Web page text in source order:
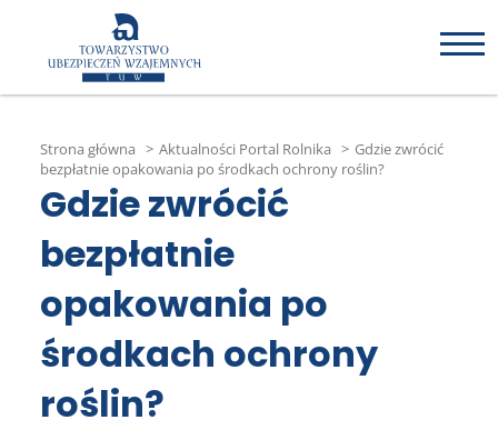
Strona główna > Aktualności Portal Rolnika > Gdzie zwrócić
bezpłatnie opakowania po środkach ochrony roślin?
Gdzie zwrócić
bezpłatnie
opakowania po
środkach ochrony
roślin?